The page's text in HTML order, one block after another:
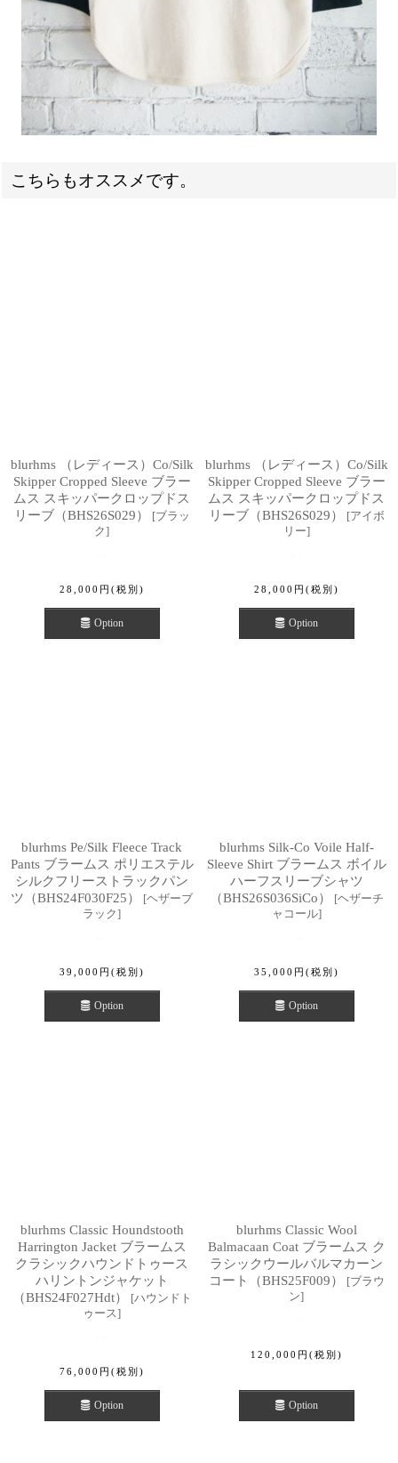
こちらもオススメです。
blurhms （レディース）Co/Silk
Skipper Cropped Sleeve ブラー
ムス スキッパークロップドス
リーブ（BHS26S029）
[ブラッ
ク]
28,000 円 (税別)
Option
blurhms （レディース）Co/Silk
Skipper Cropped Sleeve ブラー
ムス スキッパークロップドス
リーブ（BHS26S029）
[アイボ
リー]
28,000 円 (税別)
Option
blurhms Pe/Silk Fleece Track
Pants ブラームス ポリエステル
シルクフリーストラックパン
ツ（BHS24F030F25）
[ヘザーブ
ラック]
39,000 円 (税別)
Option
blurhms Silk-Co Voile Half-
Sleeve Shirt ブラームス ボイル
ハーフスリーブシャツ
（BHS26S036SiCo）
[ヘザーチ
ャコール]
35,000 円 (税別)
Option
blurhms Classic Houndstooth
Harrington Jacket ブラームス
クラシックハウンドトゥース
ハリントンジャケット
（BHS24F027Hdt）
[ハウンドト
ゥース]
76,000 円 (税別)
Option
blurhms Classic Wool
Balmacaan Coat ブラームス ク
ラシックウールバルマカーン
コート（BHS25F009）
[ブラウ
ン]
120,000 円 (税別)
Option